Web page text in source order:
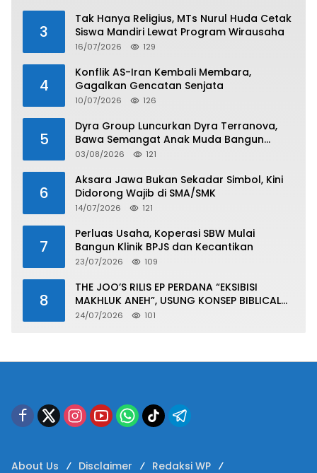
3
Tak Hanya Religius, MTs Nurul Huda Cetak
Siswa Mandiri Lewat Program Wirausaha
16/07/2026 129
4
Konflik AS-Iran Kembali Membara,
Gagalkan Gencatan Senjata
10/07/2026 126
5
Dyra Group Luncurkan Dyra Terranova,
Bawa Semangat Anak Muda Bangun
Masa Depan Properti Batam
03/08/2026 121
6
Aksara Jawa Bukan Sekadar Simbol, Kini
Didorong Wajib di SMA/SMK
14/07/2026 121
7
Perluas Usaha, Koperasi SBW Mulai
Bangun Klinik BPJS dan Kecantikan
23/07/2026 109
8
THE JOO’S RILIS EP PERDANA “EKSIBISI
MAKHLUK ANEH”, USUNG KONSEP BIBLICAL
SURF ROCK DALAM 6 TRACK
24/07/2026 101
About Us Disclaimer Redaksi WP